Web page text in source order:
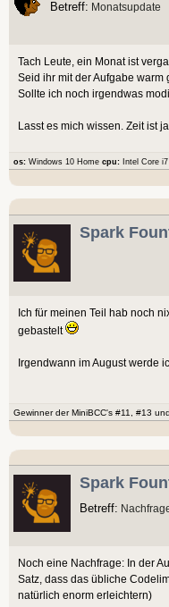
Betreff: Monatsupdate
Tach Leute, ein Monat ist
Seid ihr mit der Aufgabe
Sollte ich noch irgendwas
Lasst es mich wissen. Zeit ist
os: Windows 10 Home cpu: Intel Core
Spark
Ich für meinen Teil hab noch
gebastelt
Irgendwann im August werde
Gewinner der MiniBCC's #11, #13
Spark
Betreff:
Noch eine Nachfrage: In der
Satz, dass das übliche
natürlich enorm erleichtern)